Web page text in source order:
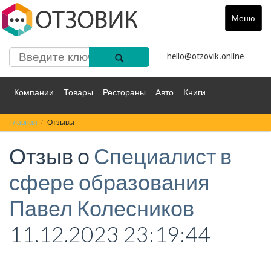
Меню
Toggle
hello@otzovik.online
Компании Товары Рестораны Авто Книги
Спорт Фильмы
Красота Здоровье Остальное
Главная Отзывы
Отзыв о Специалист в
сфере образования
Павел Колесников
11.12.2023 23:19:44